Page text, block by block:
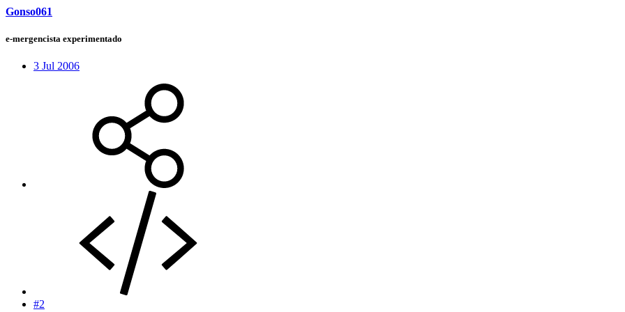
Gonso061
e-mergencista experimentado
3 Jul 2006
#2